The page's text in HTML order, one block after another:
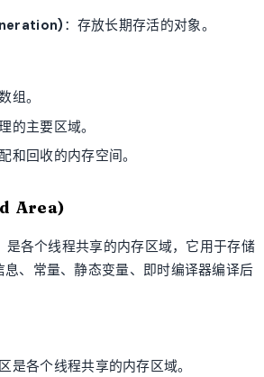
：存放长期存活的对象。
组。
的主要区域。
和回收的内存空间。
Area)
是各个线程共享的内存区域，它用于存储
、常量、静态变量、即时编译器编译后
是各个线程共享的内存区域。